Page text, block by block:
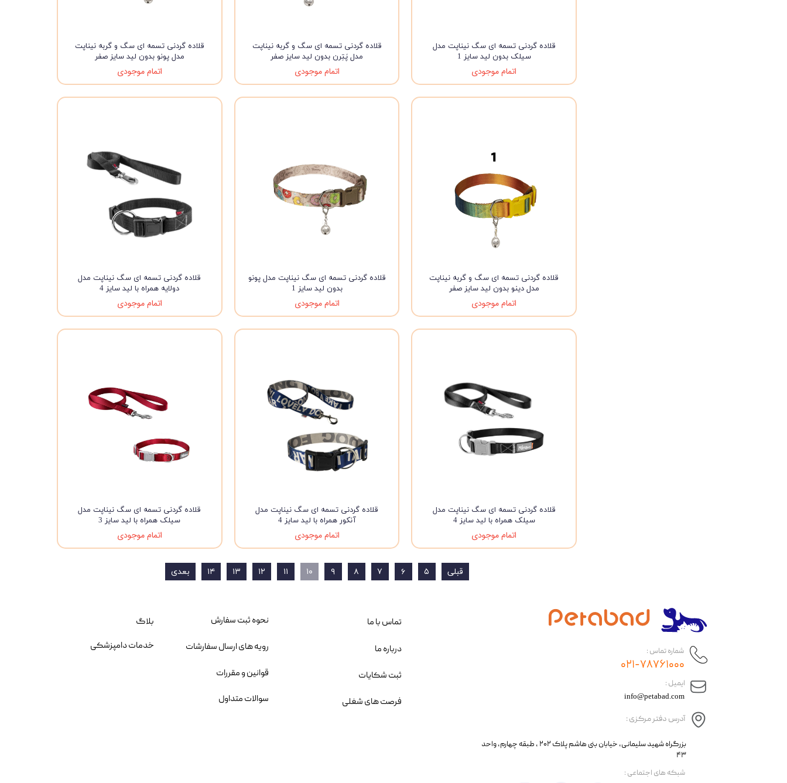
قلاده گردنی تسمه ای سگ نیناپت مدل
سیلک بدون لید سایز 1
اتمام موجودی
قلاده گردنی تسمه ای سگ و گربه نیناپت
مدل پَتِرن بدون لید سایز صفر
اتمام موجودی
قلاده گردنی تسمه ای سگ و گربه نیناپت
مدل پونو بدون لید سایز صفر
اتمام موجودی
قلاده گردنی تسمه ای سگ و گربه نیناپت
مدل دینو بدون لید سایز صفر
اتمام موجودی
قلاده گردنی تسمه ای سگ نیناپت مدل پونو
بدون لید سایز 1
اتمام موجودی
قلاده گردنی تسمه ای سگ نیناپت مدل
دولایه همراه با لید سایز 4
اتمام موجودی
قلاده گردنی تسمه ای سگ نیناپت مدل
سیلک همراه با لید سایز 4
اتمام موجودی
قلاده گردنی تسمه ای سگ نیناپت مدل
آنکور همراه با لید سایز 4
اتمام موجودی
قلاده گردنی تسمه ای سگ نیناپت مدل
سیلک همراه با لید سایز 3
اتمام موجودی
قبلی ۵ ۶ ۷ ۸ ۹ ۱۰ ۱۱ ۱۲ ۱۳ ۱۴ بعدی
​ایمیل :
آدرس دفتر مرکزی :
info@petabad.com
​​بزرگراه شهید سلیمانی، خیابان بنی هاشم پلاک ۲۰۲ ، طبقه چهارم، واحد
۴۳
شماره تماس :
۰۲۱-۷۸۷۶۱۰۰۰
نحوه ثبت سفارش
رویه های ارسال سفارشات
قوانین و مقررات
سوالات متداول
تماس با ما
درباره ما
ثبت شکایات
فرصت های شغلی
​شبکه های اجتماعی :
بلاگ
خدمات دامپزشکی